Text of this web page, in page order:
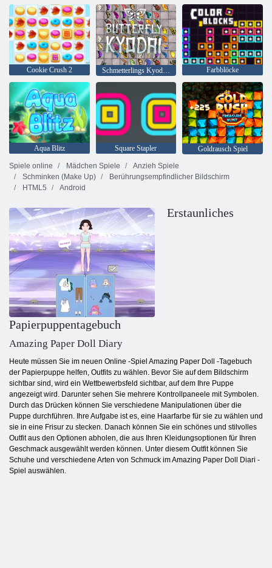
Cookie Crush 2 Schmetterlings Kyodai HD Farbblöcke
Aqua Blitz Square Stapler
Goldrausch Spiel
Spiele online
Mädchen Spiele
Anzieh Spiele
Schminken (Make Up)
Berührungsempfindlicher Bildschirm
HTML5
Android
Erstaunliches
Papierpuppentagebuch
Amazing Paper Doll Diary
Heute müssen Sie im neuen Online -Spiel Amazing Paper Doll -Tagebuch
der Papierpuppe helfen, Outfits zu wählen. Bevor Sie auf dem Bildschirm
sichtbar sind, wird ein Wettbewerbsfeld sichtbar, auf dem Ihre Puppe
angezeigt wird. Darunter sehen Sie mehrere Kontrollpaneele mit Symbolen.
Durch das Drücken können Sie verschiedene Manipulationen über die
Puppe durchführen. Ihre Aufgabe ist es, eine Haarfarbe für sie zu wählen und
sie in eine Frisur zu stecken. Danach können Sie ein schönes und stilvolles
Outfit aus den Optionen abholen, die aus Ihren Kleidungsoptionen für Ihren
Geschmack ausgewählt werden können. Unter diesem Outfit können Sie
Schuhe und verschiedene Arten von Schmuck im Amazing Paper Doll Diari -
Spiel auswählen.